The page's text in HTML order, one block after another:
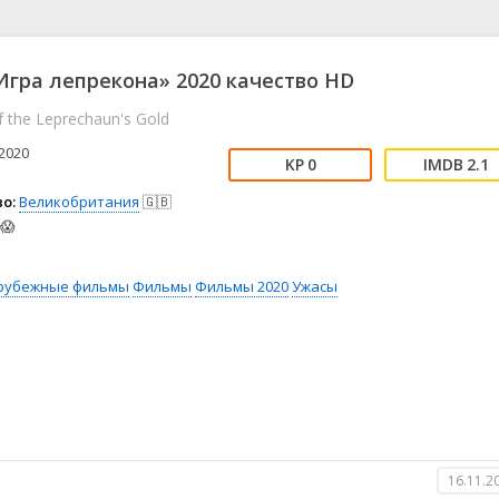
👨‍💼 Новости
тв
👨‍👩‍👧‍👦 Семейный
😱 Ужасы
🤠 Фильм-нуар
🧝‍♂️ Фэнтези
лепрекона» 2020 качество HD
the Leprechaun's Gold
Великобритания 🇬🇧
😱
0 2.1
фильмы Фильмы Фильмы 2020Ужасы